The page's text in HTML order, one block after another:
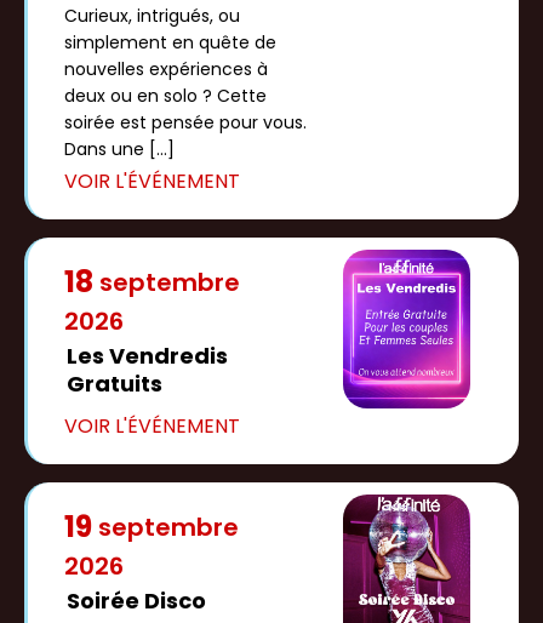
Curieux, intrigués, ou
simplement en quête de
nouvelles expériences à
deux ou en solo ? Cette
soirée est pensée pour vous.
Dans une […]
18 septembre
2026
Les Vendredis
Gratuits
19 septembre
2026
Soirée Disco